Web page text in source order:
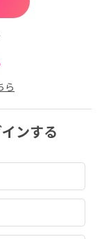
ら
ンする